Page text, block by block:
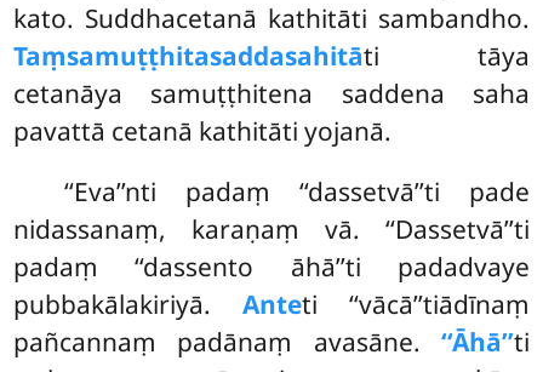
kato. Suddhacetanā kathitāti sambandho.
Taṃsamuṭṭhitasaddasahitāti tāya
cetanāya samuṭṭhitena saddena saha
pavattā cetanā kathitāti yojanā.
‘‘Eva’’nti padaṃ ‘‘dassetvā’’ti pade
nidassanaṃ, karaṇaṃ vā. ‘‘Dassetvā’’ti
padaṃ ‘‘dassento āhā’’ti padadvaye
pubbakālakiriyā. Anteti ‘‘vācā’’tiādīnaṃ
pañcannaṃ padānaṃ avasāne. ‘‘Āhā’’ti